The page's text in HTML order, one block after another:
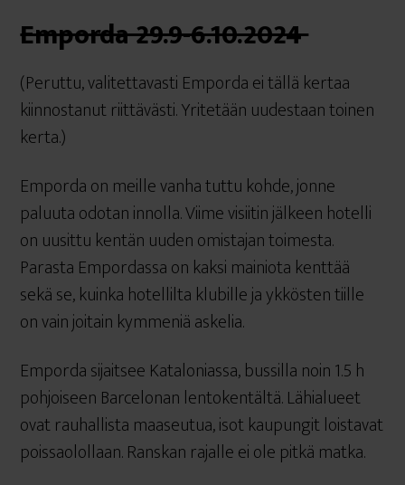
Emporda 29.9-6.10.2024
(Peruttu, valitettavasti Emporda ei tällä kertaa
kiinnostanut riittävästi. Yritetään uudestaan toinen
kerta.)
Emporda on meille vanha tuttu kohde, jonne
paluuta odotan innolla. Viime visiitin jälkeen hotelli
on uusittu kentän uuden omistajan toimesta.
Parasta Empordassa on kaksi mainiota kenttää
sekä se, kuinka hotellilta klubille ja ykkösten tiille
on vain joitain kymmeniä askelia.
Emporda sijaitsee Kataloniassa, bussilla noin 1.5 h
pohjoiseen Barcelonan lentokentältä. Lähialueet
ovat rauhallista maaseutua, isot kaupungit loistavat
poissaolollaan. Ranskan rajalle ei ole pitkä matka.